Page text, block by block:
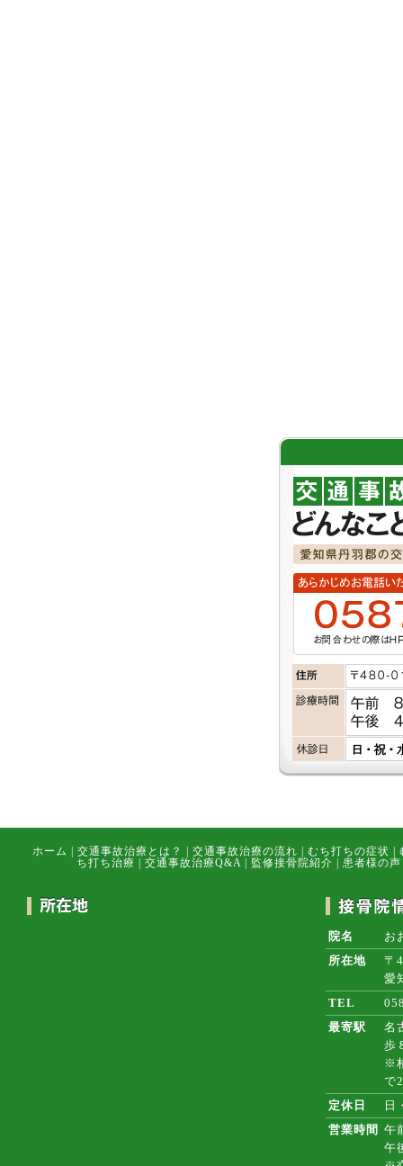
ホーム 交通事故治療とは？ 交通事故治療の流れ むち打ちの症状
ち打ち治療
交通事故治療Q&A 監修接骨院紹介 患者様の声
院名
お
所在地
〒
愛
TEL
最寄駅
名
歩
※
で
定休日
日
営業時間 午
午